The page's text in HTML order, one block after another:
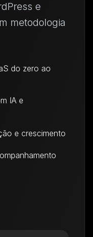
e
metodologia
do zero ao
IA e
e crescimento